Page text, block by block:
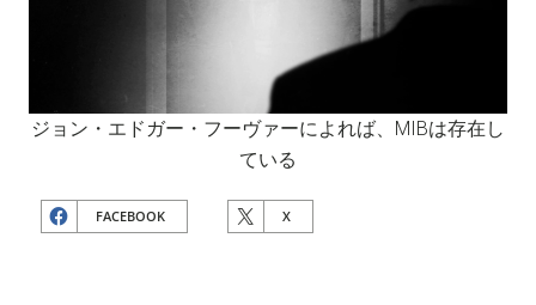
ジョン・エドガー・フーヴァーによれば、MIBは存在し
ている
FACEBOOK X